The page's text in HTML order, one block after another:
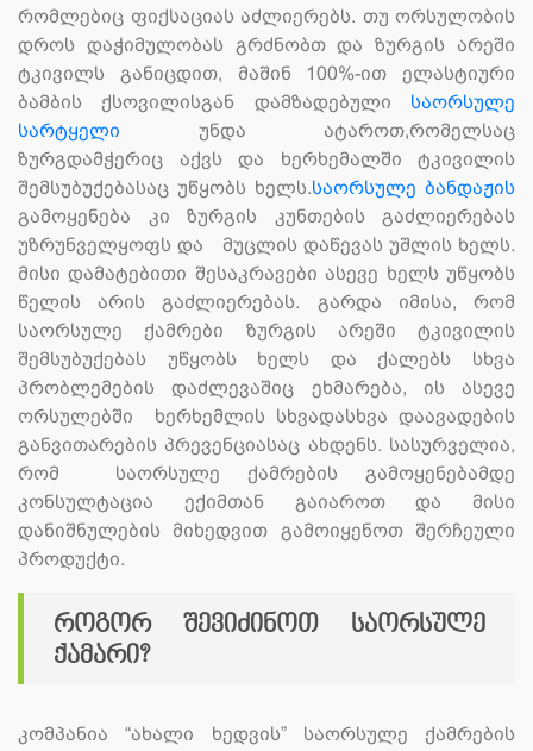
რომლებიც ფიქსაციას აძლიერებს. თუ ორსულობის
დროს დაჭიმულობას გრძნობთ და ზურგის არეში
ტკივილს განიცდით, მაშინ 100%-ით ელასტიური
ბამბის ქსოვილისგან დამზადებული საორსულე
სარტყელი უნდა ატაროთ,რომელსაც
ზურგდამჭერიც აქვს და ხერხემალში ტკივილის
შემსუბუქებასაც უწყობს ხელს.საორსულე ბანდაჟის
გამოყენება კი ზურგის კუნთების გაძლიერებას
უზრუნველყოფს და მუცლის დაწევას უშლის ხელს.
მისი დამატებითი შესაკრავები ასევე ხელს უწყობს
წელის არის გაძლიერებას. გარდა იმისა, რომ
საორსულე ქამრები ზურგის არეში ტკივილის
შემსუბუქებას უწყობს ხელს და ქალებს სხვა
პრობლემების დაძლევაშიც ეხმარება, ის ასევე
ორსულებში ხერხემლის სხვადასხვა დაავადების
განვითარების პრევენციასაც ახდენს. სასურველია,
რომ საორსულე ქამრების გამოყენებამდე
კონსულტაცია ექიმთან გაიაროთ და მისი
დანიშნულების მიხედვით გამოიყენოთ შერჩეული
პროდუქტი.
როგორ შევიძინოთ საორსულე
ქამარი?
კომპანია “ახალი ხედვის” საორსულე ქამრების